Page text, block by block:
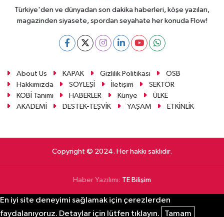
Türkiye'den ve dünyadan son dakika haberleri, köşe yazıları,
magazinden siyasete, spordan seyahate her konuda Flow!
About Us KAPAK Gizlilik Politikası
OSB
Hakkımızda
SÖYLEŞİ İletişim
SEKTÖR
KOBİ Tanımı
HABERLER Künye
ÜLKE
AKADEMİ
DESTEK-TEŞVİK YAŞAM ETKİNLİK
Copyright © 2024. Her hakkı saklıdır.
Haber Yazılımı: TE Bilişim
En iyi site deneyimi sağlamak için çerezlerden
faydalanıyoruz. Detaylar için lütfen tıklayın.
Tamam